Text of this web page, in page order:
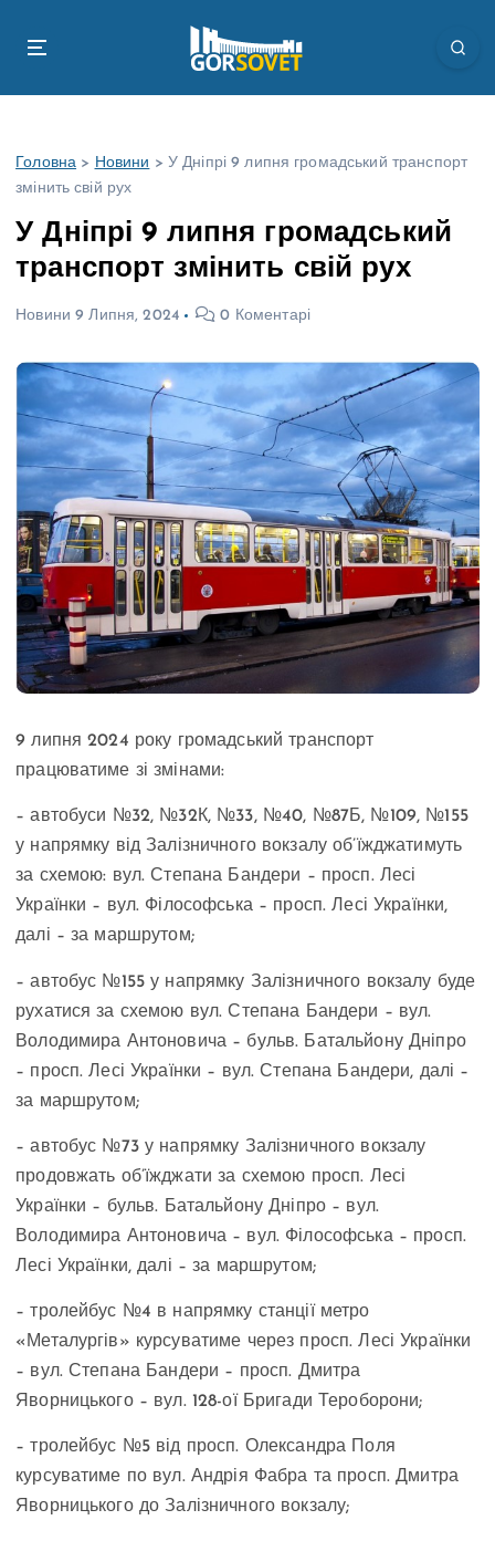
Головна > Новини > У Дніпрі 9 липня громадський транспорт
змінить свій рух
У Дніпрі 9 липня громадський
транспорт змінить свій рух
Новини 9 Липня, 2024 0 Коментарі
9 липня 2024 року громадський транспорт
працюватиме зі змінами:
– автобуси №32, №32К, №33, №40, №87Б, №109, №155
у напрямку від Залізничного вокзалу об’їжджатимуть
за схемою: вул. Степана Бандери – просп. Лесі
Українки – вул. Філософська – просп. Лесі Українки,
далі – за маршрутом;
– автобус №155 у напрямку Залізничного вокзалу буде
рухатися за схемою вул. Степана Бандери – вул.
Володимира Антоновича – бульв. Батальйону Дніпро
– просп. Лесі Українки – вул. Степана Бандери, далі –
за маршрутом;
– автобус №73 у напрямку Залізничного вокзалу
продовжать об’їжджати за схемою просп. Лесі
Українки – бульв. Батальйону Дніпро – вул.
Володимира Антоновича – вул. Філософська – просп.
Лесі Українки, далі – за маршрутом;
– тролейбус №4 в напрямку станції метро
«Металургів» курсуватиме через просп. Лесі Українки
– вул. Степана Бандери – просп. Дмитра
Яворницького – вул. 128-ої Бригади Тероборони;
– тролейбус №5 від просп. Олександра Поля
курсуватиме по вул. Андрія Фабра та просп. Дмитра
Яворницького до Залізничного вокзалу;